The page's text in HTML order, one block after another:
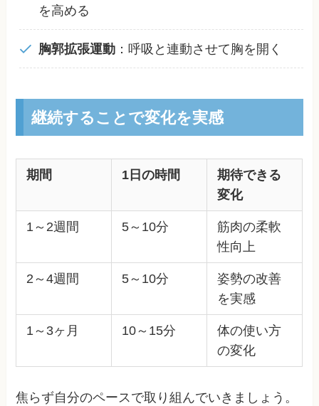
を高める
胸郭拡張運動：呼吸と連動させて胸を開く
継続することで変化を実感
期間 1日の時間
期待できる
変化
1～2週間 5～10分
筋肉の柔軟
性向上
2～4週間 5～10分
姿勢の改善
を実感
1～3ヶ月 10～15分
体の使い方
の変化
焦らず自分のペースで取り組んでいきましょう。